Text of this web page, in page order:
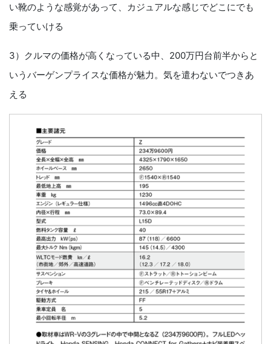
い靴のような感覚があって、カジュアルな感じでどこにでも
乗っていける
3）クルマの価格が高くなっている中、200万円台前半からと
いうバーゲンプライスな価格が魅力。気を遣わないでつきあ
える